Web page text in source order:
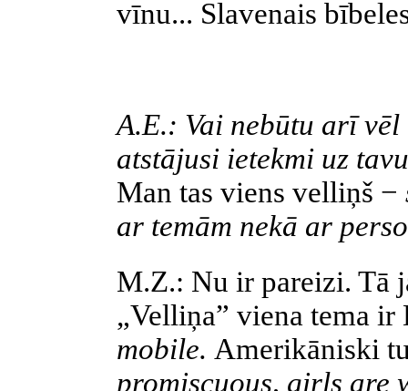
vīnu... Slavenais
A.E.: Vai nebūtu arī
atstājusi ietekmi uz
Man tas viens velliņš −
ar temām nekā ar
M.Z.: Nu ir pareizi. Tā
„Velliņa” viena tema
mobile. Amerikāniski
promiscuous, girls are